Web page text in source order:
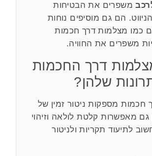
משפרים את הבטיחות
הם גם מוסיפים נוחות
כמו מצלמות דרך חכמות
משפרים את החוויה.
דרך החכמות
שלהן?
חכמות מספקות ניטור זמין של
מאפשרות קלטת לולאה וזיהוי
לתיעוד תקריות ולניטור